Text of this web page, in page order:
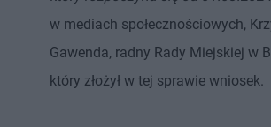
w mediach społecznościowych,
Gawenda, radny Rady Miejskiej w
który złożył w tej sprawie wniosek.